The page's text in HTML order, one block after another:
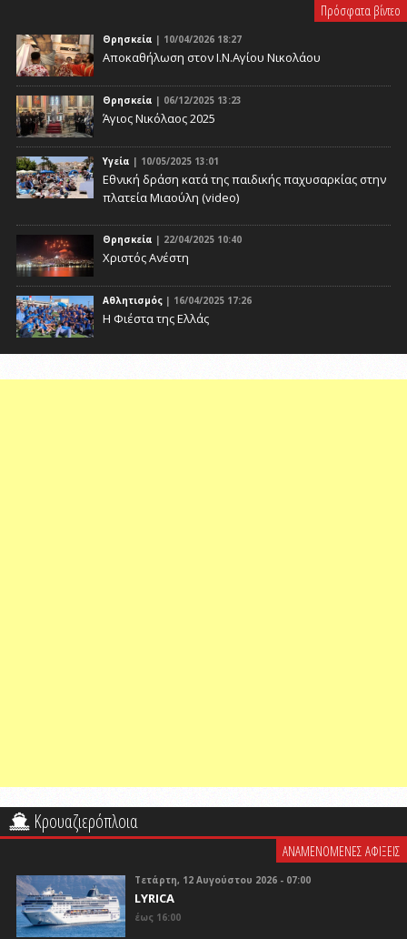
Πρόσφατα βίντεο
Θρησκεία | 10/04/2026 18:27
Αποκαθήλωση στον Ι.Ν.Αγίου Νικολάου
Θρησκεία | 06/12/2025 13:23
Άγιος Νικόλαος 2025
Υγεία | 10/05/2025 13:01
Eθνική δράση κατά της παιδικής παχυσαρκίας στην
πλατεία Μιαούλη (video)
Θρησκεία | 22/04/2025 10:40
Χριστός Ανέστη
Αθλητισμός | 16/04/2025 17:26
Η Φιέστα της Ελλάς
Κρουαζιερόπλοια
ΑΝΑΜΕΝΟΜΕΝΕΣ ΑΦΙΞΕΙΣ
Τετάρτη, 12 Αυγούστου 2026 - 07:00
LYRICA
έως 16:00